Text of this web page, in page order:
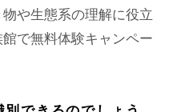
や生態系の理解に役立
で無料体験キャンペー